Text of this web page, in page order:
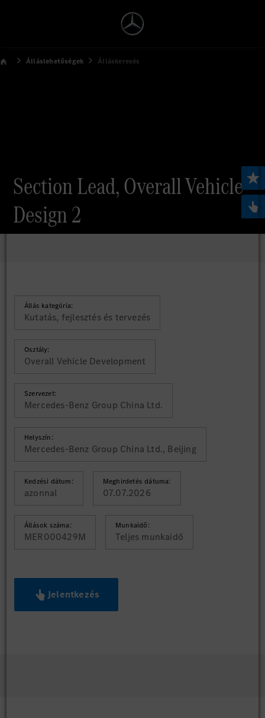
Álláslehetőségek Álláskeresés
Section Lead, Overall Vehicle
Design 2
Állás kategória:
Kutatás, fejlesztés és tervezés
Osztály:
Overall Vehicle Development
Szervezet:
Mercedes-Benz Group China Ltd.
Helyszín:
Mercedes-Benz Group China Ltd., Beijing
Kedzési dátum:
azonnal
Meghirdetés dátuma:
07.07.2026
Állások száma:
MER000429M
Munkaidő:
Teljes munkaidő
Jelentkezés